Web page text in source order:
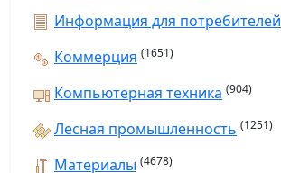
Информация для потребителей
Коммерция (1651)
Компьютерная техника (904)
Лесная промышленность (1251)
Материалы (4678)